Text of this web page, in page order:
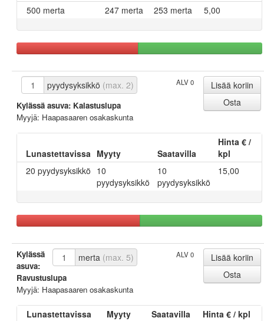
500 merta
247 merta 253 merta 5,00
pyydysyksikkö (max. 2)
Kylässä asuva: Kalastuslupa
Myyjä: Haapasaaren osakaskunta
ALV 0
Lunastettavissa Myyty Saatavilla
Hinta € /
kpl
20 pyydysyksikkö 10
pyydysyksikkö
10
pyydysyksikkö
15,00
merta (max. 5)
Kylässä
asuva:
Ravustuslupa
Myyjä: Haapasaaren osakaskunta
ALV 0
Lunastettavissa Myyty Saatavilla
Hinta € / kpl